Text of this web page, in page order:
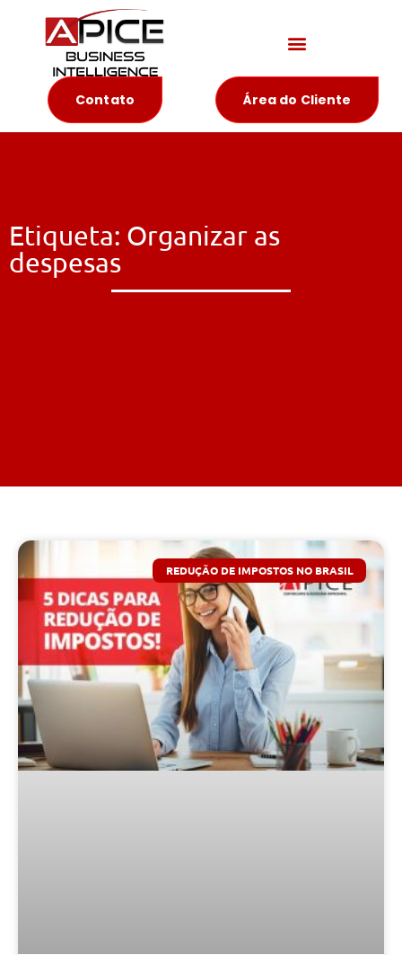
Contato Área do Cliente
Etiqueta: Organizar as
despesas
REDUÇÃO DE IMPOSTOS NO BRASIL